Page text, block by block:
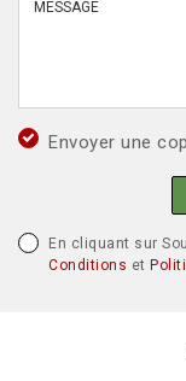
Envoyer une
En cliquant sur
Conditions et